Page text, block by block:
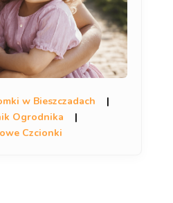
w Bieszczadach
|
Ogrodnika
|
Czcionki